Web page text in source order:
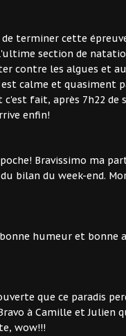
terminer cette
section de
contre les algues et
calme et quasiment
c'est fait, après 7h22
enfin!
Bravissimo ma
bilan du week-end.
humeur et bonne
que ce paradis
à Camille et Julien
wow!!!